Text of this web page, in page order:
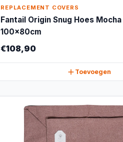
REPLACEMENT COVERS
Fantail Origin Snug Hoes
100x80cm
€108,90
Toevoegen